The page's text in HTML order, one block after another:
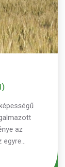
az
egyre
IS